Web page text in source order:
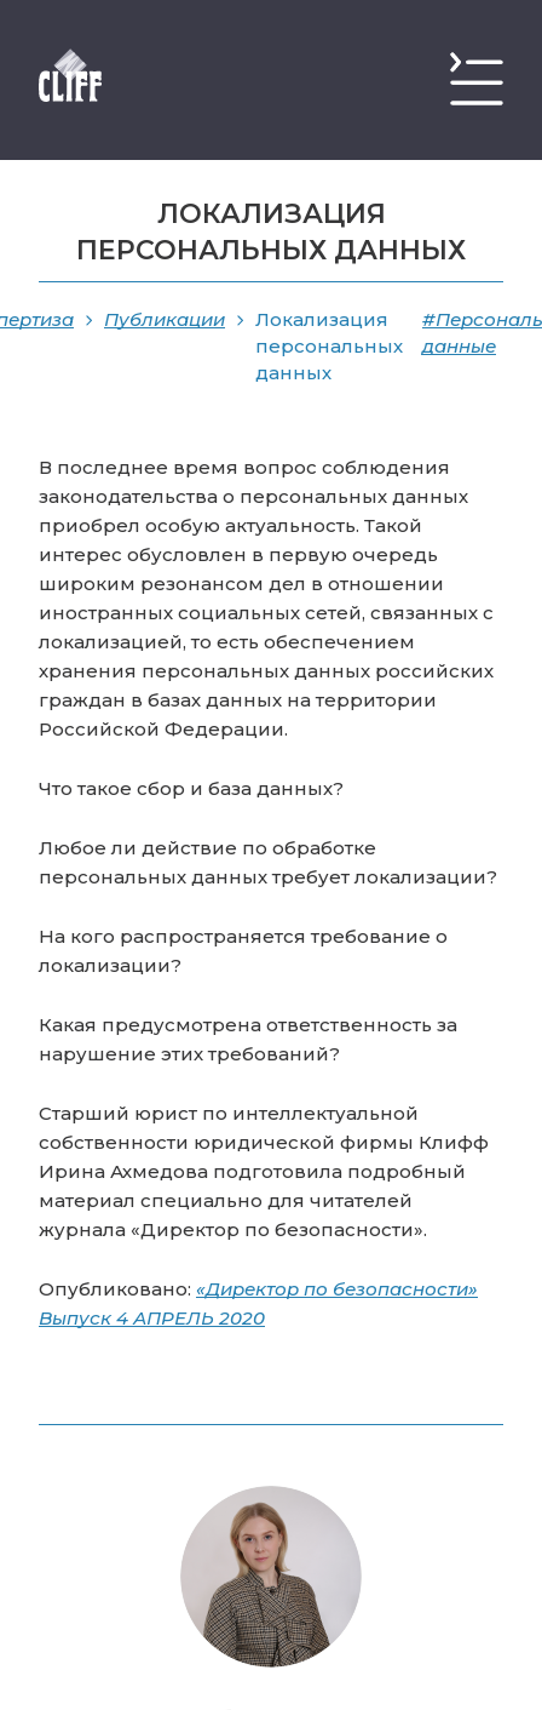
ЛОКАЛИЗАЦИЯ
ПЕРСОНАЛЬНЫХ ДАННЫХ
Публикации
Локализация
персональных
данных
данные
В последнее время вопрос соблюдения
законодательства о персональных данных
приобрел особую актуальность. Такой
интерес обусловлен в первую очередь
широким резонансом дел в отношении
иностранных социальных сетей, связанных с
локализацией, то есть обеспечением
хранения персональных данных российских
граждан в базах данных на территории
Российской Федерации.
Что такое сбор и база данных?
Любое ли действие по обработке
персональных данных требует локализации?
На кого распространяется требование о
локализации?
Какая предусмотрена ответственность за
нарушение этих требований?
Старший юрист по интеллектуальной
собственности юридической фирмы Клифф
Ирина Ахмедова подготовила подробный
материал специально для читателей
журнала «Директор по безопасности».
Опубликовано: «Директор по безопасности»
Выпуск 4 АПРЕЛЬ 2020